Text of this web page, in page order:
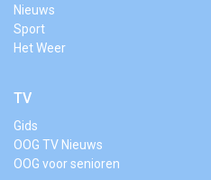
Nieuws
Sport
Het Weer
TV
Gids
OOG TV Nieuws
OOG voor senioren